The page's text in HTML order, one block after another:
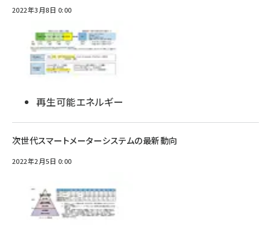
2022年3月8日 0:00
再生可能エネルギー
次世代スマートメーターシステムの最新動向
2022年2月5日 0:00